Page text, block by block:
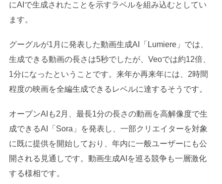
にAIで生成されたことを示すラベルを組み込むとしてい
ます。
グーグルが1月に発表した動画生成AI「Lumiere」では、
生成できる動画の長さは5秒でしたが、Veoでは約12倍、
1分になったということです。来年か再来年には、2時間
程度の映画を全編生成できるレベルに達するそうです。
オープンAIも2月、最長1分の長さの動画を高解像度で生
成できるAI「Sora」を発表し、一部クリエイターを対象
に既に提供を開始しており、年内に一般ユーザーにも公
開される見通しです。動画生成AIを巡る競争も一層激化
する様相です。